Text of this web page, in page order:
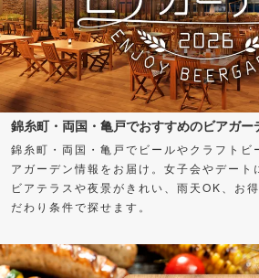
錦糸町・両国・亀戸でおすすめのビアガー
錦糸町・両国・亀戸でビールやクラフトビ
アガーデン情報をお届け。女子会やデート
ビアテラスや夜景がきれい、雨天OK、お
だわり条件で探せます。